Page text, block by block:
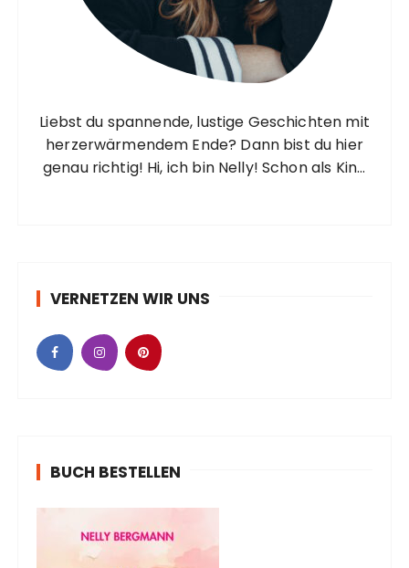
Liebst du spannende, lustige Geschichten mit
herzerwärmendem Ende? Dann bist du hier
genau richtig! Hi, ich bin Nelly! Schon als Kind
VERNETZEN WIR UNS
BUCH BESTELLEN